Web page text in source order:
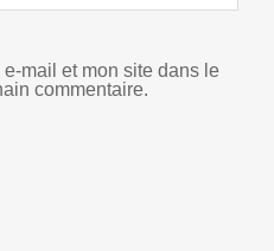
mail et mon site dans le
commentaire.